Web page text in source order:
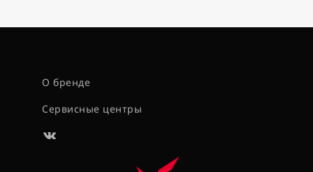
О бренде
Сервисные центры